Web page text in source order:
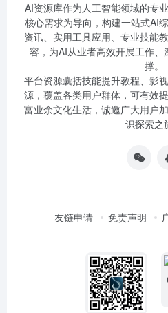
AI资源库作为人工智能领域的专
核心需求为导向，构建一站式AI
资讯、实用工具应用、专业技能
容，为AI从业者高效开展工作
撑。
平台资源囊括技能提升教程、影
源，覆盖各类用户群体，可有效
富业余文化生活，诚邀广大用户
识探索之
友链申请 免责声明